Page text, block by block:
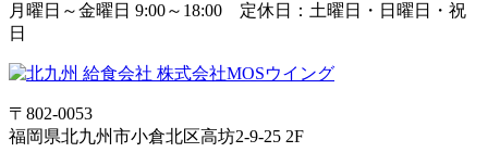
月曜日～金曜日 9:00～18:00 定休日：土曜日・日曜日・祝
日
〒802-0053
福岡県北九州市小倉北区高坊2-9-25 2F